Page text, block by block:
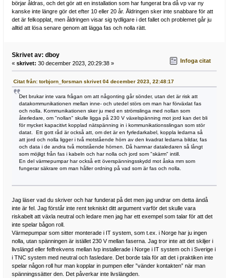
börjar åldras, och det gör att en installation som har fungerat bra då vp var ny
kanske inte längre gör det efter 10 eller 20 år. Åldringen sker inte snabbare för att
det är felkopplat, men åldringen visar sig tydligare i det fallet och problemet går ju
alltid att lösa senare genom att lägga fas och nolla rätt.
Skrivet av: dboy
« skrivet: 30 december 2023, 20:29:38 » Infoga citat
Citat från: torbjorn_forsman skrivet 04 december 2023, 22:48:17
Det brukar inte vara frågan om att någonting går sönder, utan det är risk att
datakommunikationen mellan inne- och utedel störs om man har förväxlat fas
och nolla. Kommunikationen sker ju med en strömslinga med nollan som
återledare, om "nollan" skulle ligga på 230 V växelspänning mot jord kan det bli
för mycket kapacitivt kopplad nätspänning in i kommunikationsslingan som stör
datat. Ett gott råd är också att, om det är en fyrledarkabel, koppla ledarna så
att jord och nolla ligger i två motstående hörn av den kvadrat ledarna bildar, fas
och data i de andra två motstående hörnen. Då hamnar dataledaren så långt
som möjligt från fas i kabeln och har nolla och jord som "skärm" intill.
En del värmepumpar har också ett överspänningsskydd mot åska mm som
fungerar säkrare om man håller ordning på vad som är fas och nolla.
Jag läser vad du skriver och har funderat på det men jag undrar om detta ändå
inte är fel. Jag förstår inte rent tekniskt ditt argument varför det skulle vara
riskabelt att växla neutral och ledare men jag har ett exempel som talar för att det
inte spelar bågon roll.
Värmepumpar som sitter monterade i IT system, som t.ex. i Norge har ju ingen
nolla, utan spänningen är istället 230 V mellan faserna. Jag tror inte att det skiljer i
livslängd eller felfrekvens mellan lvp installerade i Norge i IT system och i Sverige i
i TNC system med neutral och fasledare. Det borde tala för att det i praktiken inte
spelar någon roll hur man kopplar in pumpen eller ”vänder kontakten” när man
spänningssätter den. Det påverkar inte livslängden.